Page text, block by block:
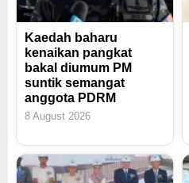
Kaedah baharu
kenaikan pangkat
bakal diumum PM
suntik semangat
anggota PDRM
8 August 2026